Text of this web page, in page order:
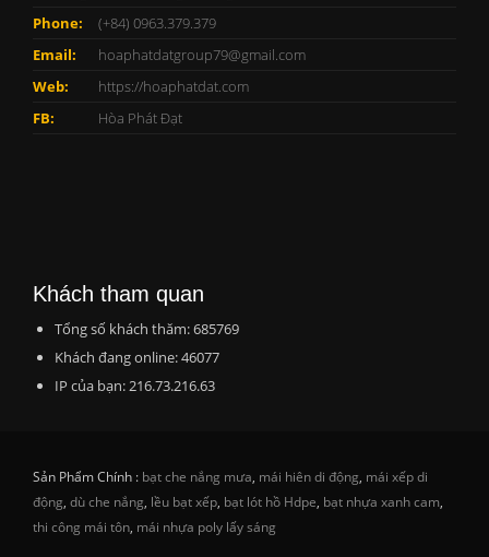
Phone:
(+84) 0963.379.379
Email:
hoaphatdatgroup79@gmail.com
Web:
https://hoaphatdat.com
FB:
Hòa Phát Đạt
Khách tham quan
Tổng số khách thăm: 685769
Khách đang online: 46077
IP của bạn: 216.73.216.63
Sản Phẩm Chính : bạt che nắng mưa, mái hiên di động, mái xếp di
động, dù che nắng, lều bạt xếp, bạt lót hồ Hdpe, bạt nhựa xanh cam,
thi công mái tôn, mái nhựa poly lấy sáng